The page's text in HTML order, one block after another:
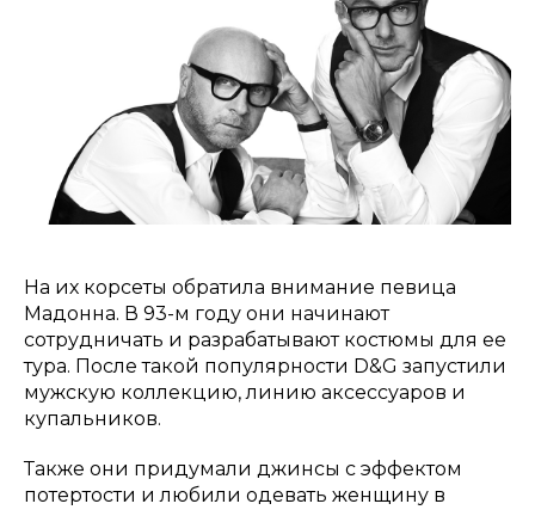
На их корсеты обратила внимание певица
Мадонна. В 93-м году они начинают
сотрудничать и разрабатывают костюмы для ее
тура. После такой популярности D&G запустили
мужскую коллекцию, линию аксессуаров и
купальников.
Также они придумали джинсы с эффектом
потертости и любили одевать женщину в